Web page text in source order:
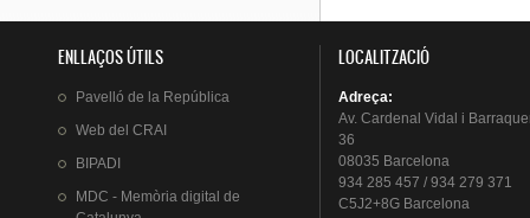
ENLLAÇOS ÚTILS
Pavelló de la República
Web del CRAI
BIPADI
MDC - Memòria digital de
LOCALITZACIÓ
Adreça:
Av. Cardenal Vidal i
36
08035 Barcelona
934 285 457 / 934 279 371
C5J2+8G Barcelona